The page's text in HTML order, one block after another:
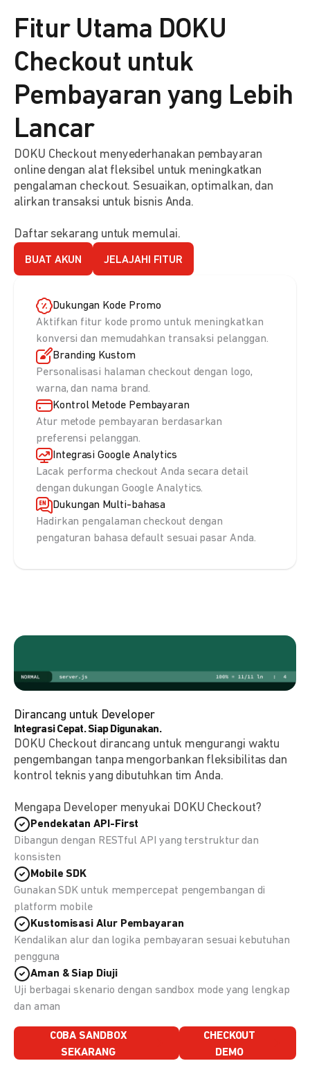
Fitur Utama DOKU
Checkout untuk
Pembayaran yang Lebih
Lancar
DOKU Checkout menyederhanakan pembayaran
online dengan alat fleksibel untuk meningkatkan
pengalaman checkout. Sesuaikan, optimalkan, dan
alirkan transaksi untuk bisnis Anda.
Daftar sekarang untuk memulai.
BUAT AKUN JELAJAHI FITUR
Dukungan Kode Promo
Aktifkan fitur kode promo untuk meningkatkan
konversi dan memudahkan transaksi pelanggan.
Branding Kustom
Personalisasi halaman checkout dengan logo,
warna, dan nama brand.
Kontrol Metode Pembayaran
Atur metode pembayaran berdasarkan
preferensi pelanggan.
Integrasi Google Analytics
Lacak performa checkout Anda secara detail
dengan dukungan Google Analytics.
Dukungan Multi-bahasa
Hadirkan pengalaman checkout dengan
pengaturan bahasa default sesuai pasar Anda.
Dirancang untuk Developer
Integrasi Cepat. Siap Digunakan.
DOKU Checkout dirancang untuk mengurangi waktu
pengembangan tanpa mengorbankan fleksibilitas dan
kontrol teknis yang dibutuhkan tim Anda.
Mengapa Developer menyukai DOKU Checkout?
Pendekatan API-First
Dibangun dengan RESTful API yang terstruktur dan
konsisten
Mobile SDK
Gunakan SDK untuk mempercepat pengembangan di
platform mobile
Kustomisasi Alur Pembayaran
Kendalikan alur dan logika pembayaran sesuai kebutuhan
pengguna
Aman & Siap Diuji
Uji berbagai skenario dengan sandbox mode yang lengkap
dan aman
COBA SANDBOX
SEKARANG
CHECKOUT
DEMO